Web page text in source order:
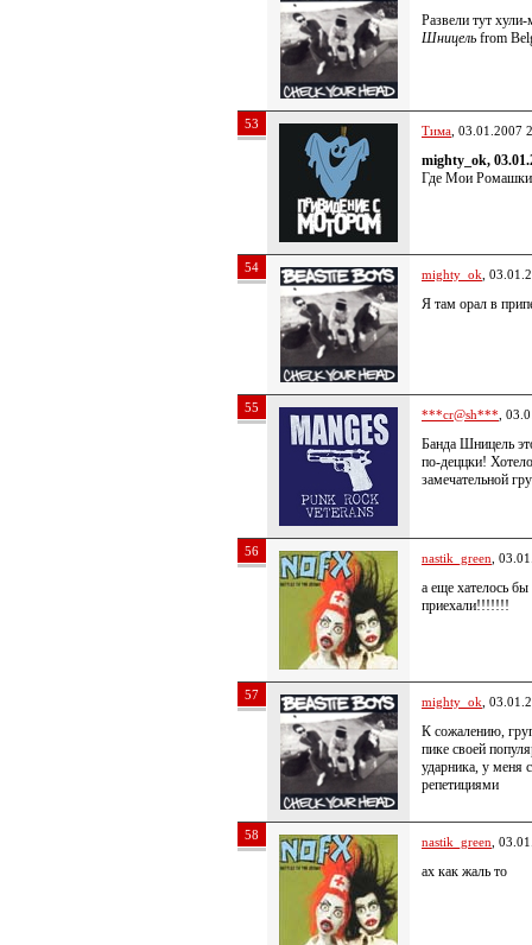
Развели тут
Шницель from
53 Тима , 03.01.2007
mighty_ok,
Где Мои
54 mighty_ok ,
Я там орал в
55 ***cr@sh*** ,
Банда Шницель
по-деццки!
замечательной
56 nastik_green ,
а еще хателось
приехали!!!!!!!
57 mighty_ok ,
К сожалению,
пике своей
ударника, у меня
репетициями
58 nastik_green ,
ах как жаль то